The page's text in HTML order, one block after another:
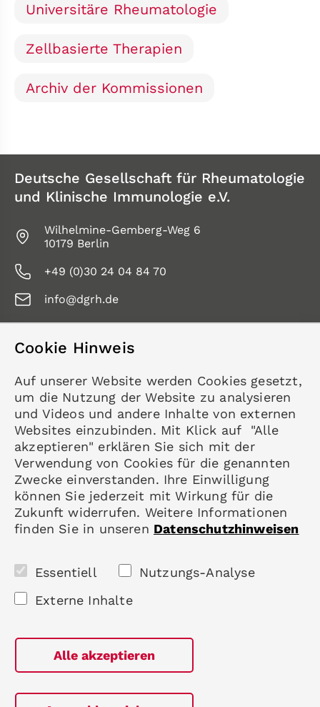
Universitäre Rheumatologie
Zellbasierte Therapien
Archiv der Kommissionen
Deutsche Gesellschaft für Rheumatologie
und Klinische Immunologie e.V.
Wilhelmine-Gemberg-Weg 6
10179 Berlin
+49 (0)30 24 04 84 70
info@dgrh.de
Service
Kontakt
Datenschutz
Impressum
Mitgliedschaft
Rheumatologie
Karriere
Cookie Hinweis
Auf unserer Website werden Cookies gesetzt,
um die Nutzung der Website zu analysieren
und Videos und andere Inhalte von externen
Websites einzubinden. Mit Klick auf "Alle
akzeptieren" erklären Sie sich mit der
Verwendung von Cookies für die genannten
Zwecke einverstanden. Ihre Einwilligung
können Sie jederzeit mit Wirkung für die
Zukunft widerrufen. Weitere Informationen
finden Sie in unseren Datenschutzhinweisen
Essentiell
Nutzungs-Analyse
Externe Inhalte
Alle akzeptieren